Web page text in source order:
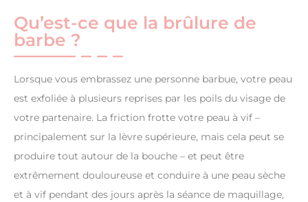
Qu’est-ce que la brûlure de
barbe ?
Lorsque vous embrassez une personne barbue, votre peau
est exfoliée à plusieurs reprises par les poils du visage de
votre partenaire. La friction frotte votre peau à vif –
principalement sur la lèvre supérieure, mais cela peut se
produire tout autour de la bouche – et peut être
extrêmement douloureuse et conduire à une peau sèche
et à vif pendant des jours après la séance de maquillage,